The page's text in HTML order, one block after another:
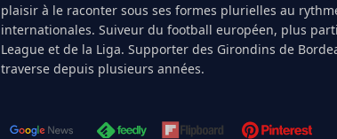
plaisir à le raconter sous ses formes plurielles au
internationales. Suiveur du football européen, plus
League et de la Liga. Supporter des Girondins de
traverse depuis plusieurs années.